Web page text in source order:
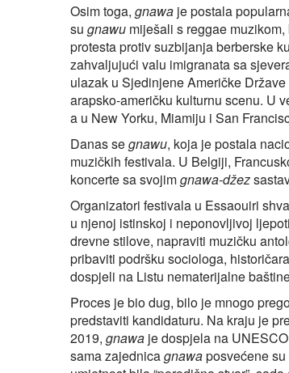
Osim toga, gnawa je postala
su gnawu miješali s reggae
protesta protiv suzbijanja berberske
zahvaljujući valu imigranata sa
ulazak u Sjedinjene Američke
arapsko-američku kulturnu scenu. U
a u New Yorku, Miamiju i San
Danas segnawu, koja je postala
muzičkih festivala. U Belgiji,
koncerte sa svojimgnawa-džez
Organizatori festivala u Essaouiri
u njenoj istinskoj i neponovljivoj
drevne stilove, napraviti muzičku
pribaviti podršku sociologa,
dospjeli na Listu nematerijalne
Proces je bio dug, bilo je mnogo
predstaviti kandidaturu. Na kraju je
2019, gnawa je dospjela na
sama zajednicagnawaposvećene